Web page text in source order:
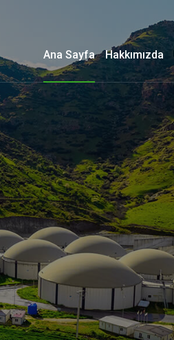
Ana Sayfa Hakkımızda